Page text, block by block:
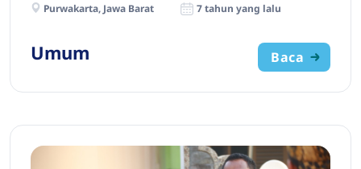
Purwakarta, Jawa Barat 7 tahun yang lalu
Umum Baca